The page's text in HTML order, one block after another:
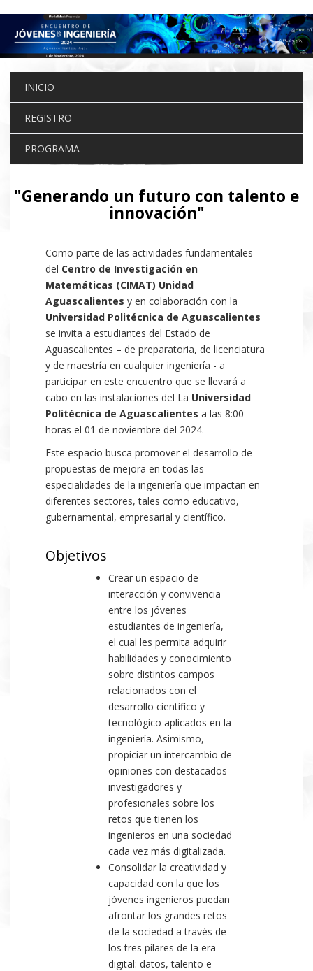
contenido
principal
INICIO
REGISTRO
PROGRAMA
"Generando un futuro con talento e
innovación"
Como parte de las actividades fundamentales
del Centro de Investigación en
Matemáticas (CIMAT) Unidad
Aguascalientes y en colaboración con la
Universidad Politécnica de Aguascalientes
se invita a estudiantes del Estado de
Aguascalientes – de preparatoria, de licenciatura
y de maestría en cualquier ingeniería - a
participar en este encuentro que se llevará a
cabo en las instalaciones del La Universidad
Politécnica de Aguascalientes a las 8:00
horas el 01 de noviembre del 2024.
Este espacio busca promover el desarrollo de
propuestas de mejora en todas las
especialidades de la ingeniería que impactan en
diferentes sectores, tales como educativo,
gubernamental, empresarial y científico.
Objetivos
Crear un espacio de
interacción y convivencia
entre los jóvenes
estudiantes de ingeniería,
el cual les permita adquirir
habilidades y conocimiento
sobre distintos campos
relacionados con el
desarrollo científico y
tecnológico aplicados en la
ingeniería. Asimismo,
propiciar un intercambio de
opiniones con destacados
investigadores y
profesionales sobre los
retos que tienen los
ingenieros en una sociedad
cada vez más digitalizada.
Consolidar la creatividad y
capacidad con la que los
jóvenes ingenieros puedan
afrontar los grandes retos
de la sociedad a través de
los tres pilares de la era
digital: datos, talento e